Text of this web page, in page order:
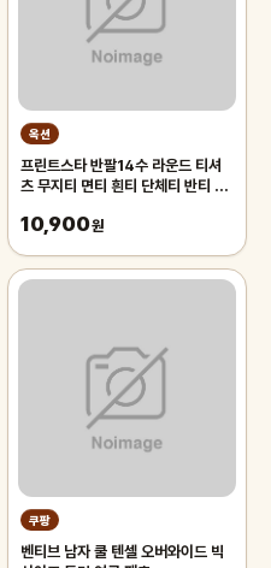
옥션
프린트스타 반팔14수 라운드 티셔
츠 무지티 면티 흰티 단체티 반티 아
10,900원
쿠팡
벤티브 남자 쿨 텐셀 오버와이드 빅